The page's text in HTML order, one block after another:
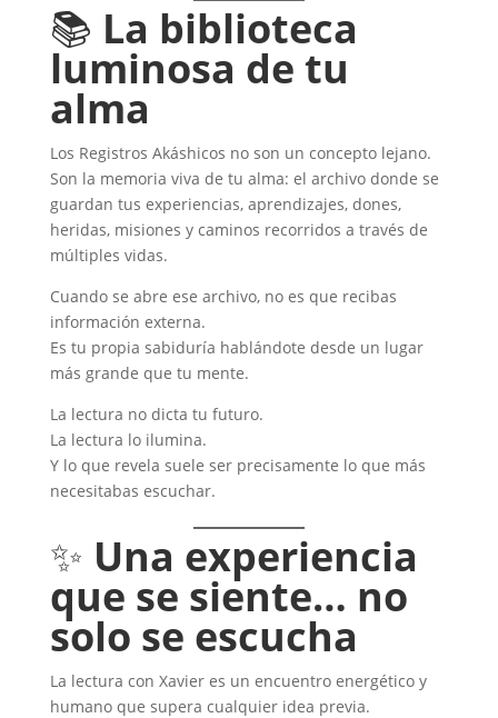
📚 La biblioteca
luminosa de tu
alma
Los Registros Akáshicos no son un concepto lejano.
Son la memoria viva de tu alma: el archivo donde se
guardan tus experiencias, aprendizajes, dones,
heridas, misiones y caminos recorridos a través de
múltiples vidas.
Cuando se abre ese archivo, no es que recibas
información externa.
Es tu propia sabiduría hablándote desde un lugar
más grande que tu mente.
La lectura no dicta tu futuro.
La lectura lo ilumina.
Y lo que revela suele ser precisamente lo que más
necesitabas escuchar.
✨ Una experiencia
que se siente… no
solo se escucha
La lectura con Xavier es un encuentro energético y
humano que supera cualquier idea previa.